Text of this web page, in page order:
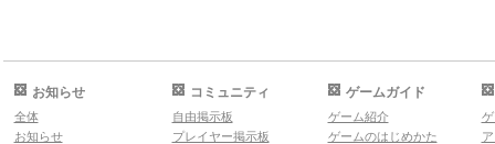
お知らせ
全体
お知らせ
コミュニティ
自由掲示板
プレイヤー掲示板
ゲームガイド
ゲーム紹介
ゲームのはじめかた